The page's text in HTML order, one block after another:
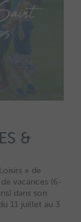
&
» de
vacances (6-
dans son
11 juillet au 3